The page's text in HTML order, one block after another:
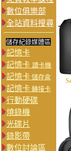
數位俱樂部
全站資料搜尋
儲存紀錄媒體區
記憶卡
記憶卡 讀卡機
記憶卡 儲存盒
記憶卡 轉接卡
行動硬碟
燒錄機
光碟片
錄影帶
數位討論區